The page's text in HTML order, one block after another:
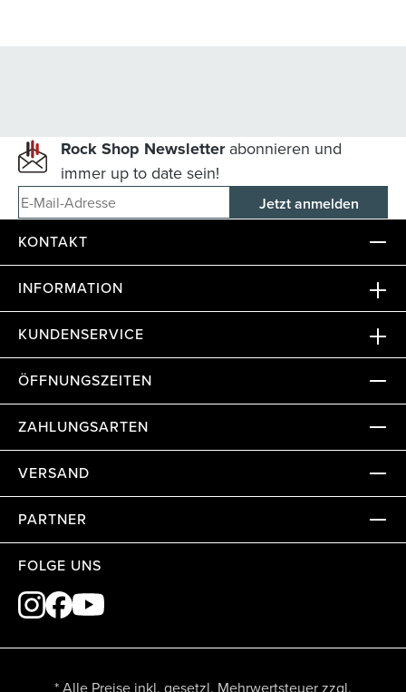
Rock Shop Newsletterabonnieren und
immer up to date sein!
E-Mail-Adresse
KONTAKT
INFORMATION
KUNDENSERVICE
ÖFFNUNGSZEITEN
ZAHLUNGSARTEN
VERSAND
PARTNER
FOLGE UNS